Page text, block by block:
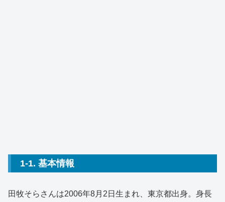
1-1. 基本情報
田牧そらさんは2006年8月2日生まれ、東京都出身。身長